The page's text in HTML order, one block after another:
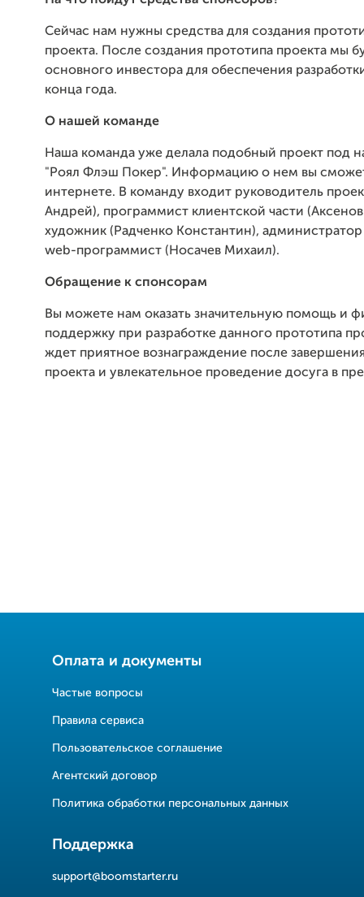
Сейчас нам нужны средства для создания
проекта. После создания прототипа проекта мы
основного инвестора для обеспечения
конца года.
О нашей команде
Наша команда уже делала подобный проект под
"Роял Флэш Покер". Информацию о нем вы
интернете. В команду входит руководитель
Андрей), программист клиентской части
художник (Радченко Константин),
web-программист (Носачев Михаил).
Обращение к спонсорам
Вы можете нам оказать значительную помощь и
поддержку при разработке данного прототипа
ждет приятное вознаграждение после
проекта и увлекательное проведение досуга в
Оплата и документы
Частые вопросы
Правила сервиса
Пользовательское соглашение
Агентский договор
Политика обработки персональных данных
Поддержка
support@boomstarter.ru